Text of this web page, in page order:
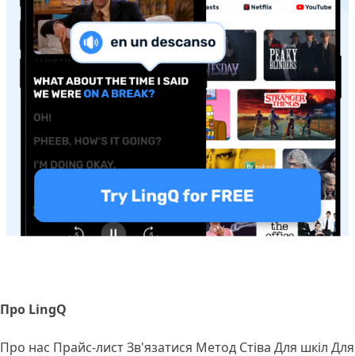
Про LingQ
Про нас Прайс-листЗв'язатися Метод Стіва Для шкіл Для